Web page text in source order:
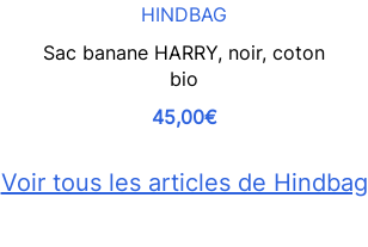
HINDBAG
Sac banane HARRY, noir, coton
bio
45,00€
Voir tous les articles de Hindbag